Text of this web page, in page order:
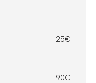
25€
90€